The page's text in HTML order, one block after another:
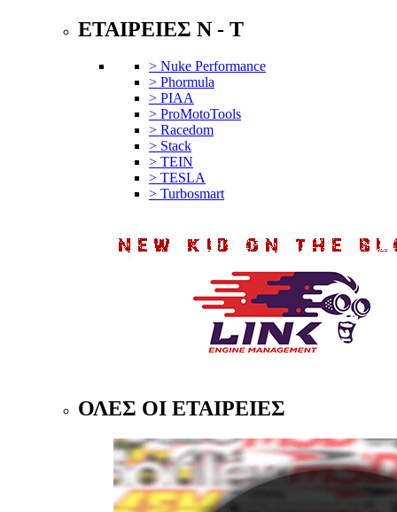
ΕΤΑΙΡΕΙΕΣ N - T
> Nuke Performance
> Phormula
> PIAA
> ProMotoTools
> Racedom
> Stack
> TEIN
> TESLA
> Turbosmart
ΟΛΕΣ ΟΙ ΕΤΑΙΡΕΙΕΣ